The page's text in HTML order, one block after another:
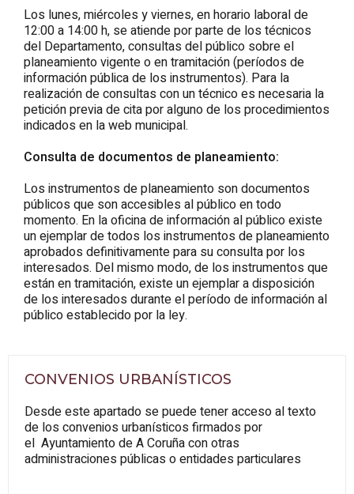
Los lunes, miércoles y viernes, en horario laboral de
12:00 a 14:00 h, se atiende por parte de los técnicos
del Departamento, consultas del público sobre el
planeamiento vigente o en tramitación (períodos de
información pública de los instrumentos). Para la
realización de consultas con un técnico es necesaria la
petición previa de cita por alguno de los procedimientos
indicados en la web municipal.
Consulta de documentos de planeamiento:
Los instrumentos de planeamiento son documentos
públicos que son accesibles al público en todo
momento. En la oficina de información al público existe
un ejemplar de todos los instrumentos de planeamiento
aprobados definitivamente para su consulta por los
interesados. Del mismo modo, de los instrumentos que
están en tramitación, existe un ejemplar a disposición
de los interesados durante el período de información al
público establecido por la ley.
CONVENIOS URBANÍSTICOS
Desde este apartado se puede tener acceso al texto
de los convenios urbanísticos firmados por
el Ayuntamiento de A Coruña con otras
administraciones públicas o entidades particulares